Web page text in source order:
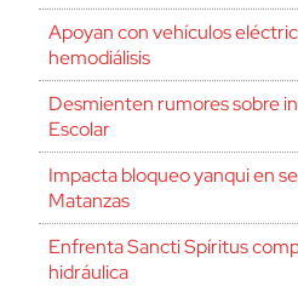
Apoyan con vehículos
hemodiálisis
Desmienten rumores sobre
Escolar
Impacta bloqueo yanqui en
Matanzas
Enfrenta Sancti Spíritus
hidráulica